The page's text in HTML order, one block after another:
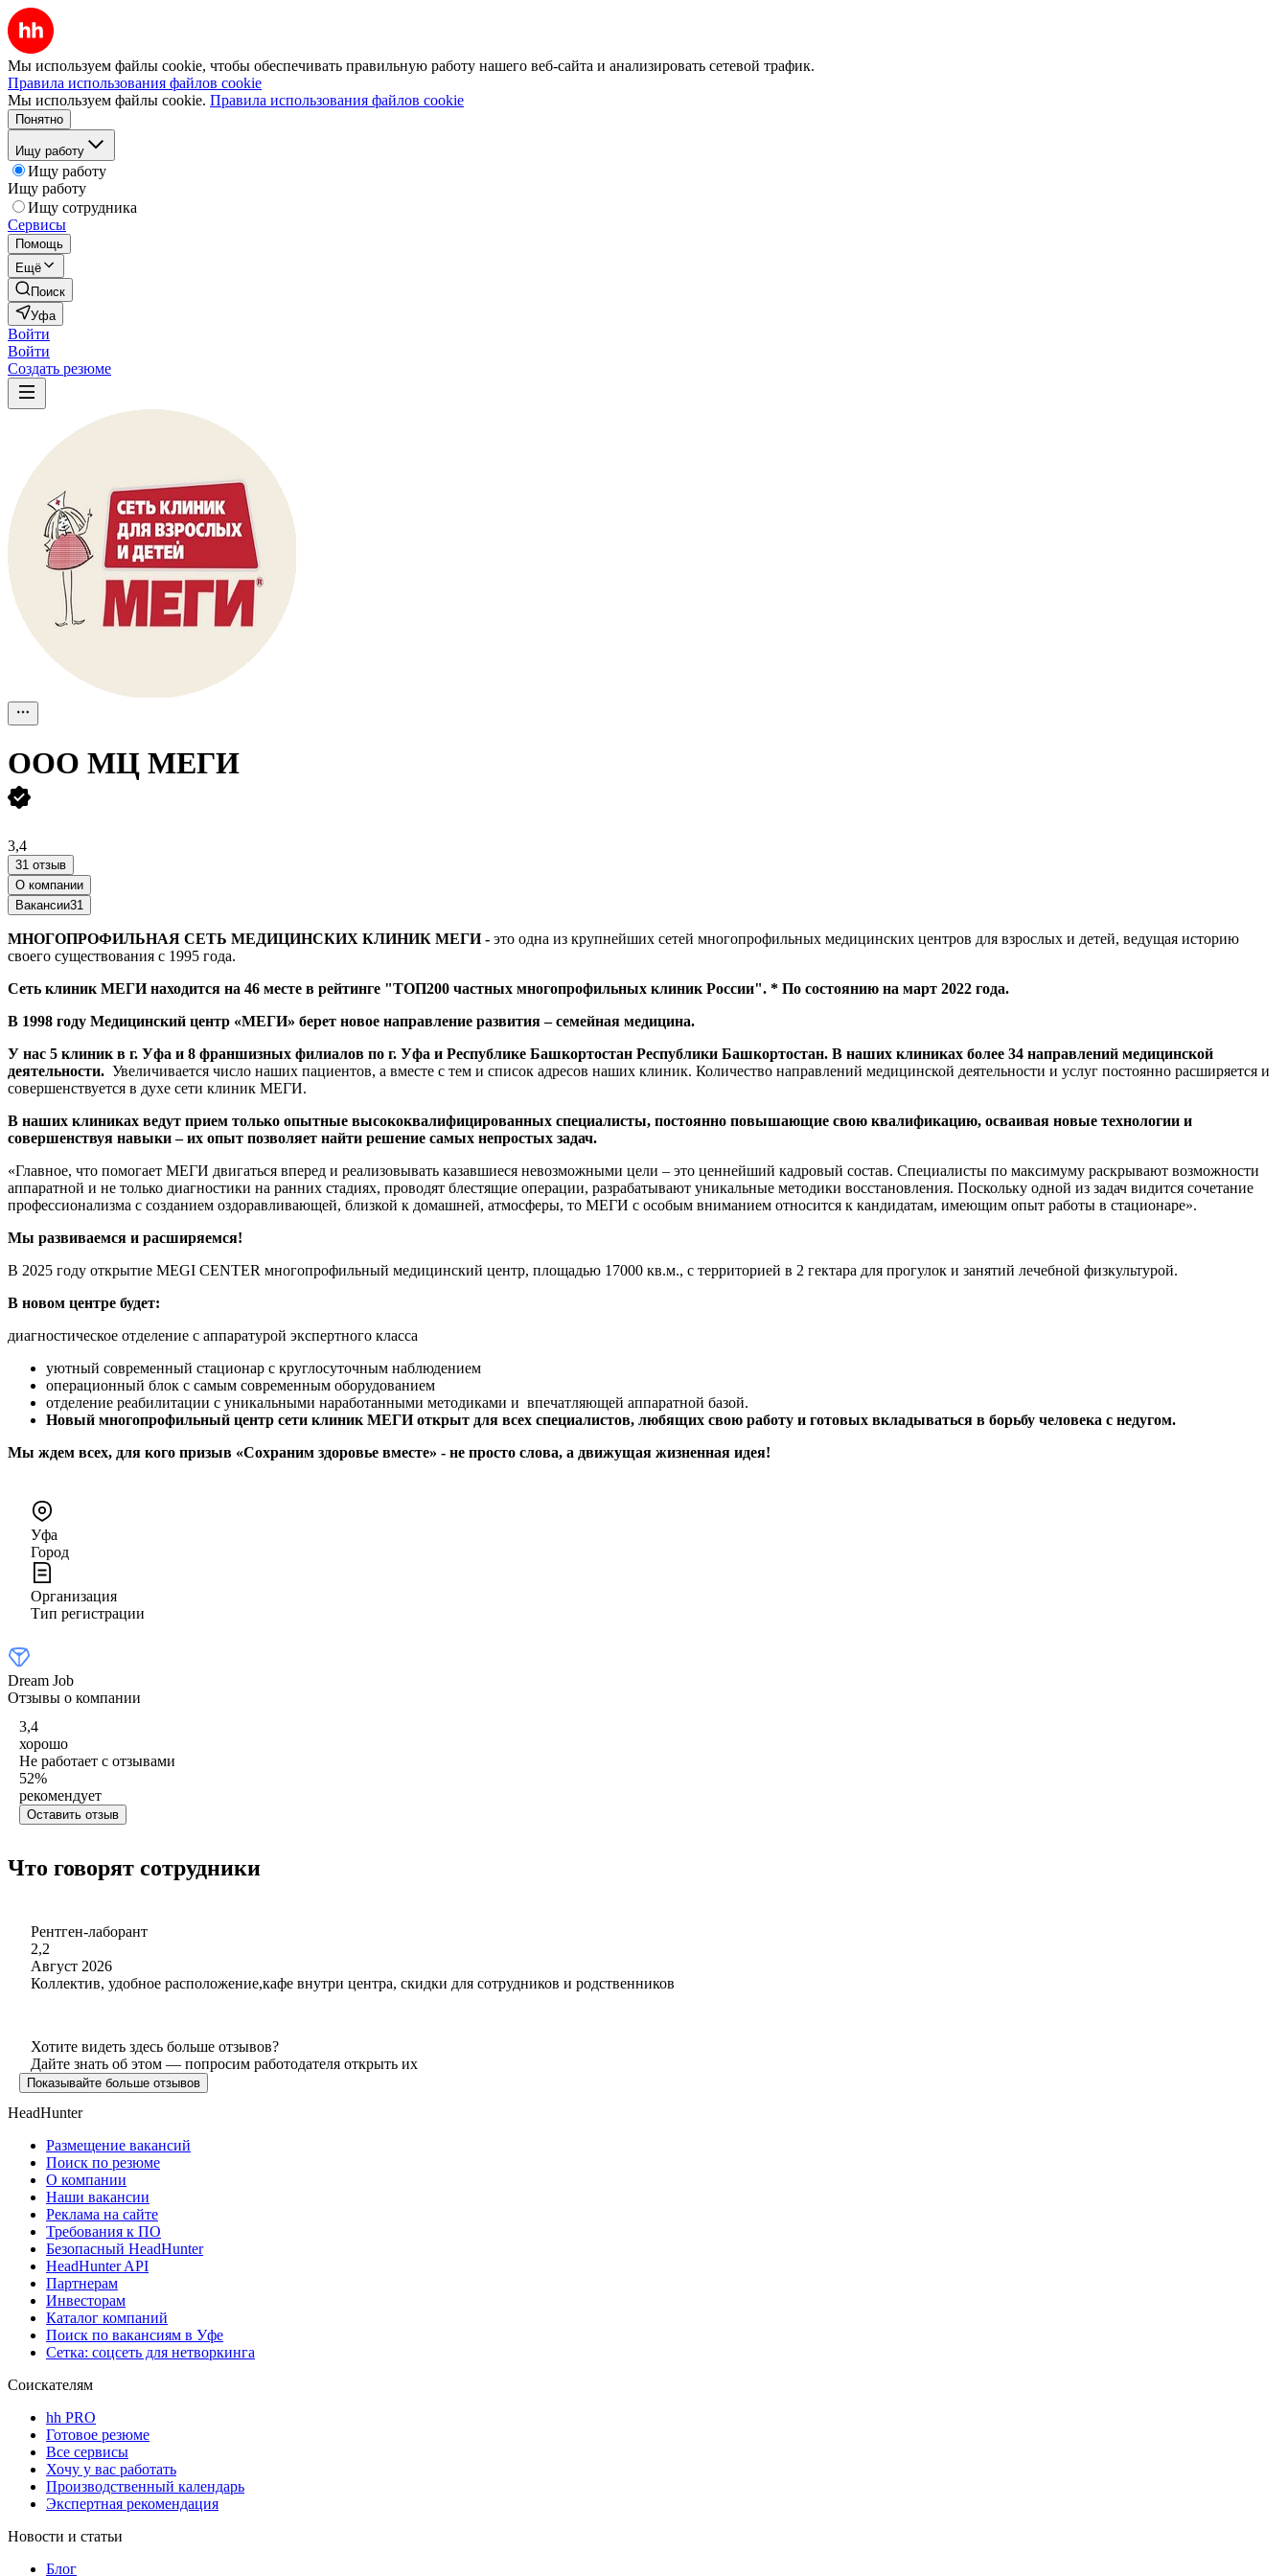
Мы используем файлы cookie, чтобы обеспечивать правильную работу нашего веб-сайта и анализировать сетевой трафик.
Правила использования файлов cookie
Мы используем файлы cookie. Правила использования файлов cookie
Понятно
Ищу работу
Ищу работу
Ищу работу
Ищу сотрудника
Сервисы
Помощь
Ещё
Поиск
Уфа
Войти
Войти
Создать резюме
ООО МЦ МЕГИ
3,4
31 отзыв
О компании
Вакансии31
МНОГОПРОФИЛЬНАЯ СЕТЬ МЕДИЦИНСКИХ КЛИНИК МЕГИ - это одна из крупнейших сетей многопрофильных медицинских центров для взрослых и детей, ведущая историю
своего существования с 1995 года.
Сеть клиник МЕГИ находится на 46 месте в рейтинге "ТОП200 частных многопрофильных клиник России". * По состоянию на март 2022 года.
В 1998 году Медицинский центр «МЕГИ» берет новое направление развития – cемейная медицина.
У нас 5 клиник в г. Уфа и 8 франшизных филиалов по г. Уфа и Республике Башкортостан Республики Башкортостан. В наших клиниках более 34 направлений медицинской
деятельности. Увеличивается число наших пациентов, а вместе с тем и список адресов наших клиник. Количество направлений медицинской деятельности и услуг постоянно расширяется и
совершенствуется в духе сети клиник МЕГИ.
В наших клиниках ведут прием только опытные высококвалифицированных специалисты, постоянно повышающие свою квалификацию, осваивая новые технологии и
совершенствуя навыки – их опыт позволяет найти решение самых непростых задач.
«Главное, что помогает МЕГИ двигаться вперед и реализовывать казавшиеся невозможными цели – это ценнейший кадровый состав. Специалисты по максимуму раскрывают возможности
аппаратной и не только диагностики на ранних стадиях, проводят блестящие операции, разрабатывают уникальные методики восстановления. Поскольку одной из задач видится сочетание
профессионализма с созданием оздоравливающей, близкой к домашней, атмосферы, то МЕГИ с особым вниманием относится к кандидатам, имеющим опыт работы в стационаре».
Мы развиваемся и расширяемся!
В 2025 году открытие MEGI CENTER многопрофильный медицинский центр, площадью 17000 кв.м., с территорией в 2 гектара для прогулок и занятий лечебной физкультурой.
В новом центре будет:
диагностическое отделение с аппаратурой экспертного класса
уютный современный стационар с круглосуточным наблюдением
операционный блок с самым современным оборудованием
отделение реабилитации с уникальными наработанными методиками и впечатляющей аппаратной базой.
Новый многопрофильный центр сети клиник МЕГИ открыт для всех специалистов, любящих свою работу и готовых вкладываться в борьбу человека с недугом.
Мы ждем всех, для кого призыв «Сохраним здоровье вместе» - не просто слова, а движущая жизненная идея!
Уфа
Город
Организация
Тип регистрации
Dream Job
Отзывы о компании
3,4
хорошо
Не работает с отзывами
52%
рекомендует
Оставить отзыв
Что говорят сотрудники
Рентген-лаборант
2,2
Август 2026
Коллектив, удобное расположение,кафе внутри центра, скидки для сотрудников и родственников
Хотите видеть здесь больше отзывов?
Дайте знать об этом — попросим работодателя открыть их
Показывайте больше отзывов
HeadHunter
Размещение вакансий
Поиск по резюме
О компании
Наши вакансии
Реклама на сайте
Требования к ПО
Безопасный HeadHunter
HeadHunter API
Партнерам
Инвесторам
Каталог компаний
Поиск по вакансиям в Уфе
Сетка: соцсеть для нетворкинга
Соискателям
hh PRO
Готовое резюме
Все сервисы
Хочу у вас работать
Производственный календарь
Экспертная рекомендация
Новости и статьи
Блог